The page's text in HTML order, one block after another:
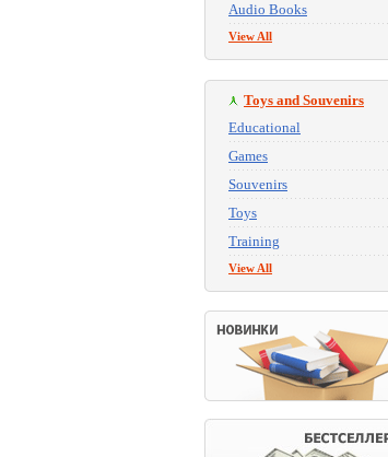
Audio Books
View All
Toys and Souvenirs
Educational
Games
Souvenirs
Toys
Training
View All